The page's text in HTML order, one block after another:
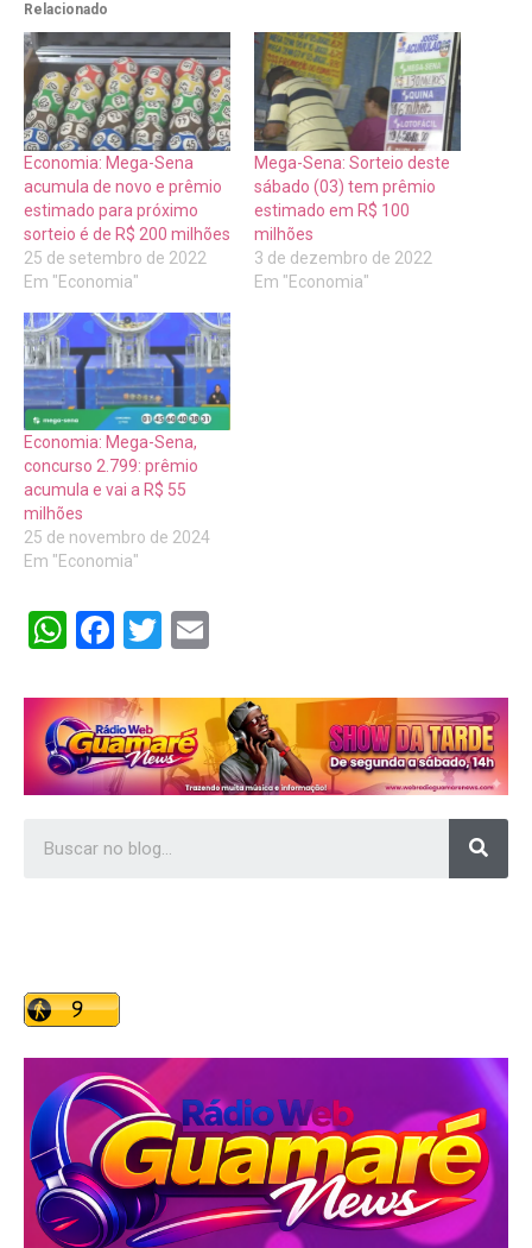
Relacionado
Economia: Mega-Sena
acumula de novo e prêmio
estimado para próximo
sorteio é de R$ 200 milhões
25 de setembro de 2022
Em "Economia"
Mega-Sena: Sorteio deste
sábado (03) tem prêmio
estimado em R$ 100
milhões
3 de dezembro de 2022
Em "Economia"
Economia: Mega-Sena,
concurso 2.799: prêmio
acumula e vai a R$ 55
milhões
25 de novembro de 2024
Em "Economia"
WhatsApp
Facebook
Twitter